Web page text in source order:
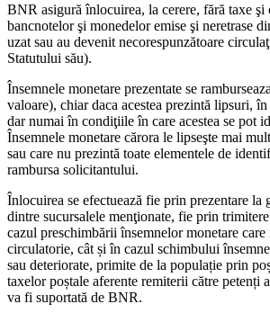
BNR asigură înlocuirea, la cerere, fără taxe şi
bancnotelor şi monedelor emise şi neretrase
uzat sau au devenit necorespunzătoare
Statutului său).
Însemnele monetare prezentate se
valoare), chiar daca acestea prezintă lipsuri,
dar numai în condiţiile în care acestea se pot
Însemnele monetare cărora le lipseşte mai
sau care nu prezintă toate elementele de
rambursa solicitantului.
Înlocuirea se efectuează fie prin prezentare la
dintre sucursalele menţionate, fie prin
cazul preschimbării însemnelor monetare care
circulatorie, cât și în cazul schimbului
sau deteriorate, primite de la populație prin
taxelor poștale aferente remiterii către petenți
va fi suportată de BNR.